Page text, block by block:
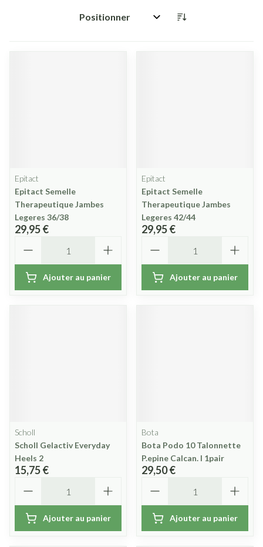
Trier par:
Epitact
Epitact Semelle
Therapeutique Jambes
Legeres 36/38
29,95 €
Ajouter au panier
Epitact
Epitact Semelle
Therapeutique Jambes
Legeres 42/44
29,95 €
Ajouter au panier
Scholl
Scholl Gelactiv Everyday
Heels 2
15,75 €
Ajouter au panier
Bota
Bota Podo 10 Talonnette
P.epine Calcan. l 1pair
29,50 €
Ajouter au panier